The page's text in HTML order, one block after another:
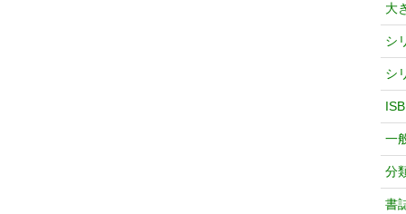
大
シ
シ
一
分
書